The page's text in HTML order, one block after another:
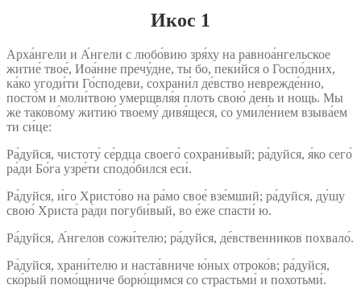
Икос 1
Арха́нгели и А́нгели с любо́вию зря́ху на равноа́нгельское
житие́ твое́, Иоа́нне пречу́дне, ты бо, пеки́йся о Госпо́дних,
ка́ко угоди́ти Го́сподеви, сохрани́л де́вство неврежде́нно,
посто́м и моли́твою умерщвля́я плоть свою́ день и нощь. Мы
же таково́му житию́ твоему́ дивя́щеся, со умиле́нием взыва́ем
ти си́це:
Ра́дуйся, чистоту́ се́рдца своего́ сохрани́вый; ра́дуйся, я́ко сего́
ра́ди Бо́га узре́ти сподо́бился еси́.
Ра́дуйся, и́го Христо́во на ра́мо свое́ взе́мший; ра́дуйся, ду́шу
свою́ Христа́ ра́ди погуби́вый, во е́же спасти́ ю.
Ра́дуйся, А́нгелов сожи́телю; ра́дуйся, де́вственников похвало́.
Ра́дуйся, храни́телю и наста́вниче ю́ных отроко́в; ра́дуйся,
ско́рый помо́щниче борю́щимся со страстьми́ и похотьми́.